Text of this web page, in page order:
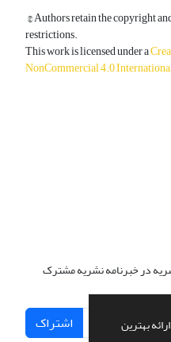
بهترین
© Authors retain the copyright
restrictions.
This work is licensed under a
NonCommercial 4.0
در خبرنامه نشریه مشترک
اشتراک